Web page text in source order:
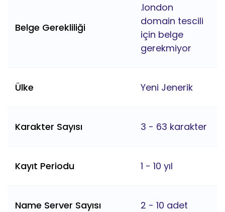
Belge Gerekliliği
.london
domain tescili
için belge
gerekmiyor
Ülke Yeni Jenerik
Karakter Sayısı 3 - 63 karakter
Kayıt Periodu 1 - 10 yıl
Name Server Sayısı 2 - 10 adet